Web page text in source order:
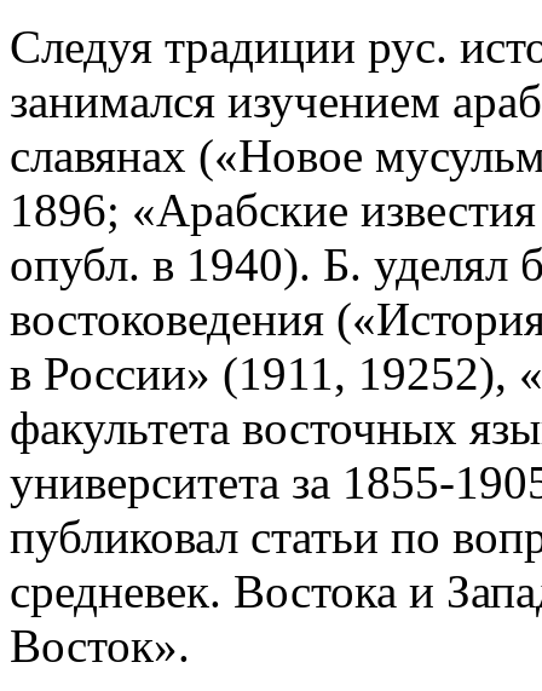
Следуя традиции рус.
занимался изучением
славянах («Новое
1896; «Арабские
опубл. в 1940). Б. уделял
востоковедения
в России» (1911, 19252),
факультета восточных
университета за 1855-
публиковал статьи по
средневек. Востока и
Восток».